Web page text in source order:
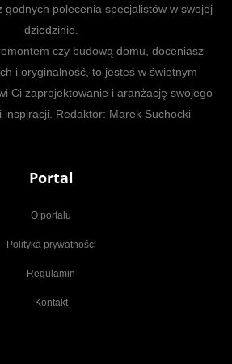
godnych polecenia specjalistów w swojej
dziedzinie.
czy budową domu, doceniasz
i oryginalność, to jesteś w świetnym
Ci zaprojektowanie i aranżację swojego
i inspiracji. Redaktor: Marek Suchocki
Portal
O portalu
Polityka prywatności
Regulamin
Kontakt